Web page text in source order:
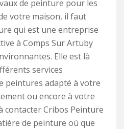
de peinture pour les
votre maison, il faut
qui est une entreprise
à Comps Sur Artuby
Elle est là
services
peintures adapté à votre
ou encore à votre
contacter Cribos Peinture
de peinture où que